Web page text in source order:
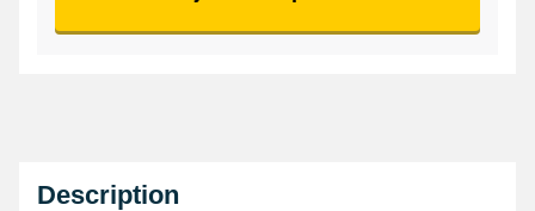
Description